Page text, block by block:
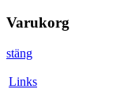
Varukorg
stäng
Links